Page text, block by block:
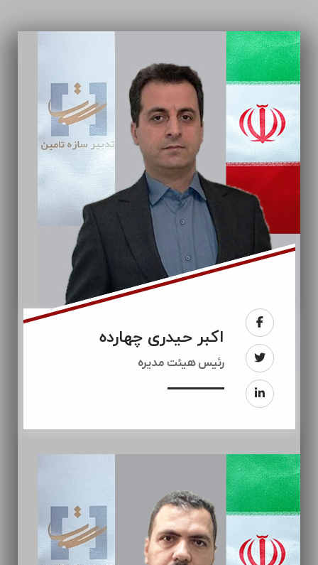
اکبر حیدری چهارده
رئيس هیئت مدیره